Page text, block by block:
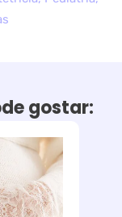
gostar: